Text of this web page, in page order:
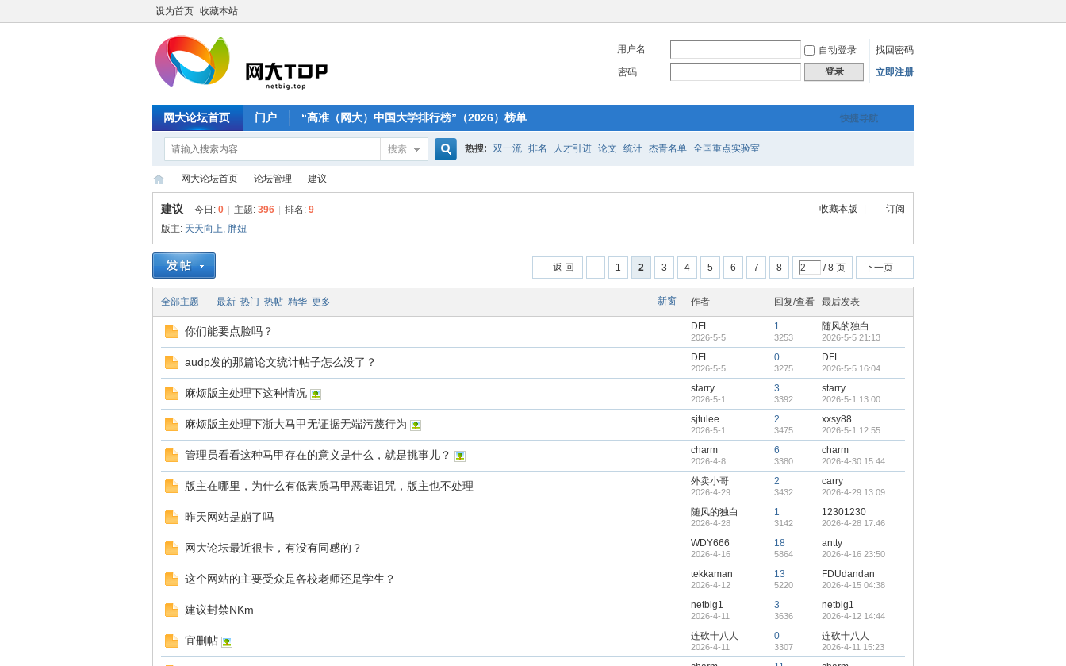
设为首页 收藏本站
用户名 自动登录
找回密码
密码
登录 立即注册
快捷导航
网大论坛首页 门户 “高准（网大）中国大学排行榜”（2026）榜单
搜索 热搜: 双一流 排名 人才引进 论文 统计 杰青名单 全国重点实验室
网
论
»
网大论坛首页
›
论坛管理
›
建议
收藏本版 订阅
建议 今日: 0 主题: 396 排名: 9
版主: 天天向上, 胖妞
1 2 3 4 5 6 7 8 / 8 页 下一页
返 回
新窗
全部主题 最新 热门 热帖 精华 更多 作者 回复/查看 最后发表
你们能要点脸吗？ DFL
2026-5-5
1
3253
随风的独白
2026-5-5 21:13
audp发的那篇论文统计帖子怎么没了？ DFL
2026-5-5
0
3275
DFL
2026-5-5 16:04
麻烦版主处理下这种情况 starry
2026-5-1
3
3392
starry
2026-5-1 13:00
麻烦版主处理下浙大马甲无证据无端污蔑行为 sjtulee
2026-5-1
2
3475
xxsy88
2026-5-1 12:55
管理员看看这种马甲存在的意义是什么，就是挑事儿？ charm
2026-4-8
6
3380
charm
2026-4-30 15:44
版主在哪里，为什么有低素质马甲恶毒诅咒，版主也不处理 外卖小哥
2026-4-29
2
3432
carry
2026-4-29 13:09
昨天网站是崩了吗 随风的独白
2026-4-28
1
3142
12301230
2026-4-28 17:46
网大论坛最近很卡，有没有同感的？ WDY666
2026-4-16
18
5864
antty
2026-4-16 23:50
这个网站的主要受众是各校老师还是学生？ tekkaman
2026-4-12
13
5220
FDUdandan
2026-4-15 04:38
建议封禁NKm netbig1
2026-4-11
3
3636
netbig1
2026-4-12 14:44
宜删帖 连砍十八人
2026-4-11
0
3307
连砍十八人
2026-4-11 15:23